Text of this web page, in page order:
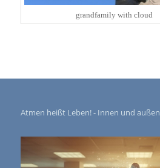
grandfamily with cloud
Atmen heißt Leben! - Innen und außen